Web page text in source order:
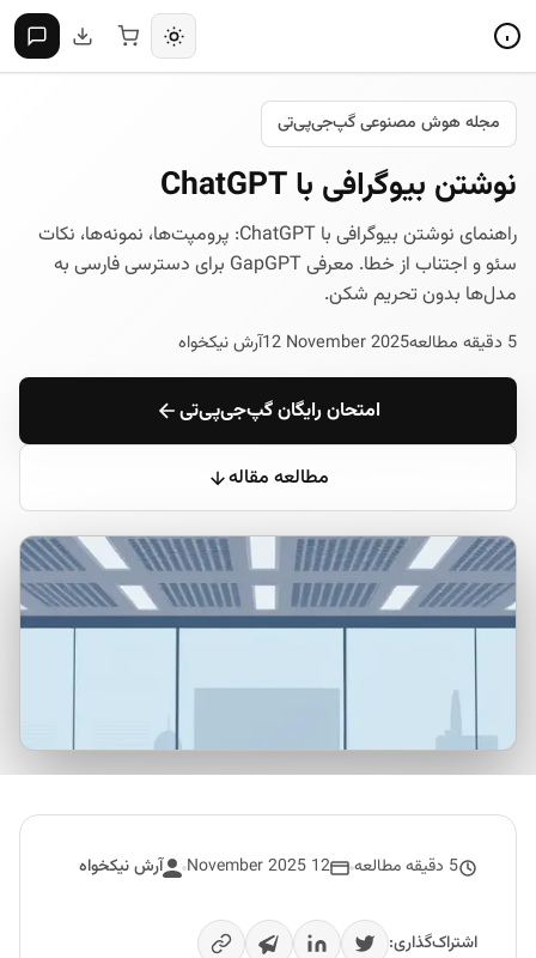
مجله هوش مصنوعی گپ‌جی‌پی‌تی
نوشتن بیوگرافی با ChatGPT
راهنمای نوشتن بیوگرافی با ChatGPT: پرومپت‌ها، نمونه‌ها، نکات
سئو و اجتناب از خطا. معرفی GapGPT برای دسترسی فارسی به
مدل‌ها بدون تحریم شکن.
5 دقیقه مطالعه 12 November 2025آرش نیکخواه
امتحان رایگان گپ‌جی‌پی‌تی
مطالعه مقاله
5 دقیقه مطالعه 12 November 2025 آرش نیکخواه
اشتراک‌گذاری: